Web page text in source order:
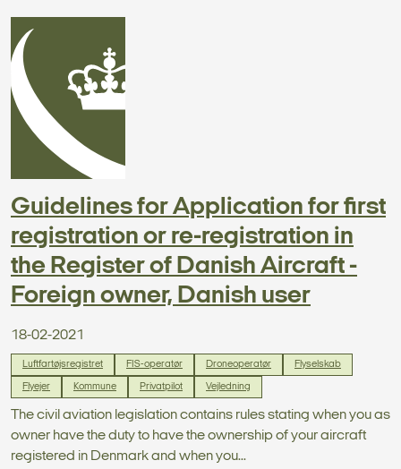
Guidelines for Application for first
registration or re-registration in
the Register of Danish Aircraft -
Foreign owner, Danish user
18-02-2021
Luftfartøjsregistret FIS-operatør Droneoperatør Flyselskab
Flyejer Kommune Privatpilot Vejledning
The civil aviation legislation contains rules stating when you as
owner have the duty to have the ownership of your aircraft
registered in Denmark and when you...